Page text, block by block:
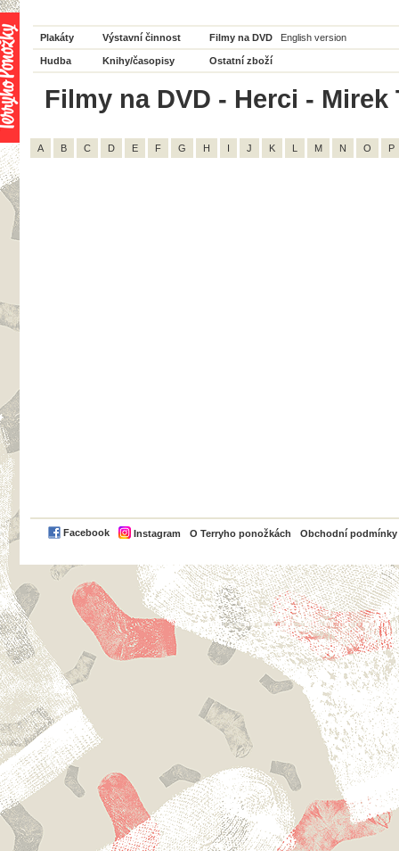
Plakáty Výstavní činnost Filmy na DVD English version
Hudba Knihy/časopisy Ostatní zboží
Filmy na DVD - Herci -
A B C D E F G H I J K L M N O P
Facebook Instagram O Terryho ponožkách Obchodní podmínky
PayPal